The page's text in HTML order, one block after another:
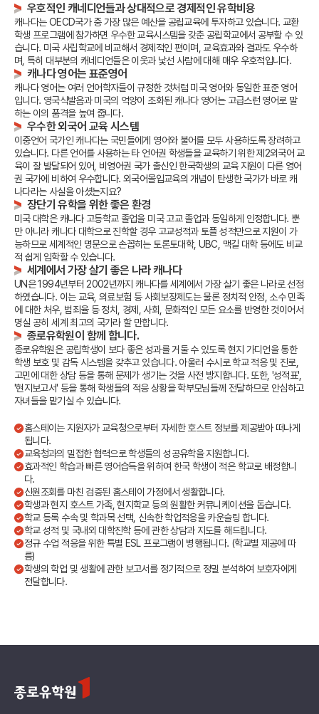
우호적인 캐네디언들과 상대적으로 경제적인 유학비용
캐나다는 OECD국가 중 가장 많은 예산을 공립교육에 투자하고 있습니다. 교환
학생 프로그램에 참가하면 우수한 교육시스템을 갖춘 공립학교에서 공부할 수 있
습니다. 미국 사립학교에 비교해서 경제적인 편이며, 교육효과와 결과도 우수하
며, 특히 대부분의 캐네디언들은 이웃과 낯선 사람에 대해 매우 우호적입니다.
캐나다 영어는 표준영어
캐나다 영어는 여러 언어학자들이 규정한 것처럼 미국 영어와 동일한 표준 영어
입니다. 영국식발음과 미국의 억양이 조화된 캐나다 영어는 고급스런 영어로 말
하는 이의 품격을 높여 줍니다.
우수한 외국어 교육 시스템
이중언어 국가인 캐나다는 국민들에게 영어와 불어를 모두 사용하도록 장려하고
있습니다. 다른 언어를 사용하는 타 언어권 학생들을 교육하기 위한 제2외국어 교
육이 잘 발달되어 있어, 비영어권 국가 출신인 한국학생의 교육 지원이 다른 영어
권 국가에 비하여 우수합니다. 외국어몰입교육의 개념이 탄생한 국가가 바로 캐
나다라는 사실을 아셨는지요?
장단기 유학을 위한 좋은 환경
미국 대학은 캐나다 고등학교 졸업을 미국 고교 졸업과 동일하게 인정합니다. 뿐
만 아니라 캐나다 대학으로 진학할 경우 고교성적과 토플 성적만으로 지원이 가
능하므로 세계적인 명문으로 손꼽히는 토론토대학, UBC, 맥길 대학 등에도 비교
적 쉽게 입학할 수 있습니다.
세계에서 가장 살기 좋은 나라 캐나다
UN은 1994년부터 2002년까지 캐나다를 세계에서 가장 살기 좋은 나라로 선정
하였습니다. 이는 교육, 의료보험 등 사회보장제도는 물론 정치적 안정, 소수 민족
에 대한 처우, 범죄율 등 정치, 경제, 사회, 문화적인 모든 요소를 반영한 것이어서
명실 공히 세계 최고의 국가라 할 만합니다.
종로유학원이 함께 합니다.
종로유학원은 공립학생이 보다 좋은 성과를 거둘 수 있도록 현지 가디언을 통한
학생 보호 및 감독 시스템을 갖추고 있습니다. 아울러 수시로 학교 적응 및 진로,
고민에 대한 상담 등을 통해 문제가 생기는 것을 사전 방지합니다.또한, '성적표',
'현지보고서' 등을 통해 학생들의 적응 상황을 학부모님들께 전달하므로 안심하고
자녀들을 맡기실 수 있습니다.
홈스테이는 지원자가 교육청으로부터 자세한 호스트 정보를 제공받아 떠나게
됩니다.
교육청과의 밀접한 협력으로 학생들의 성공유학을 지원합니다.
효과적인 학습과 빠른 영어습득을 위하여 한국 학생이 적은 학교로 배정합니
다.
신원조회를 마친 검증된 홈스테이 가정에서 생활합니다.
학생과 현지 호스트 가족, 현지학교 등의 원활한 커뮤니케이션을 돕습니다.
학교 등록 수속 및 학과목 선택, 신속한 학업적응을 카운슬링 합니다.
학교 성적 및 국내외 대학진학 등에 관한 상담과 지도를 해드립니다.
정규 수업 적응을 위한 특별 ESL 프로그램이 병행됩니다. (학교별 제공에 따
름)
학생의 학업 및 생활에 관한 보고서를 정기적으로 정밀 분석하여 보호자에게
전달합니다.